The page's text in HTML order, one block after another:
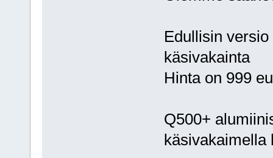
Edullisin
käsivakainta
Hinta on 999
Q500+
käsivakaimella